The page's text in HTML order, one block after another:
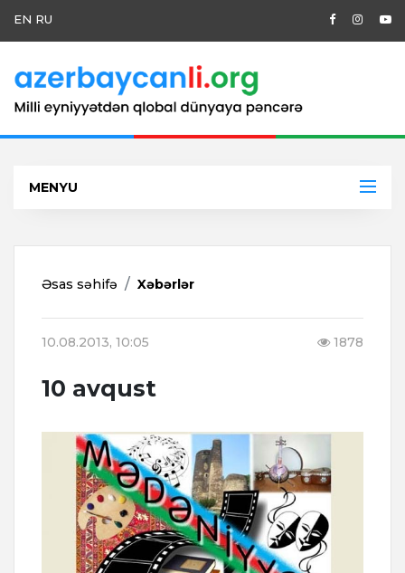
EN RU
MENYU
Əsas səhifə Xəbərlər
10.08.2013, 10:05 1878
10 avqust